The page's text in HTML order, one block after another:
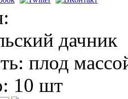
дачник
плод
10 шт